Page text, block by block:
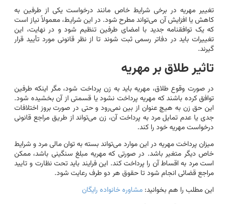
تغییر مهریه در برخی شرایط خاص مانند درخواست یکی از طرفین به
کاهش یا افزایش آن می‌تواند مطرح شود. در این شرایط، معمولاً نیاز است
که یک توافقنامه جدید با امضای طرفین تنظیم شود و در نهایت، این
تغییرات باید در دفاتر رسمی ثبت شوند تا از نظر قانونی مورد تأیید قرار
گیرند.
تاثیر طلاق بر مهریه
در صورت وقوع طلاق، مهریه باید به زن پرداخت شود، مگر اینکه طرفین
توافق کرده باشند که مهریه پرداخت نشود یا قسمتی از آن بخشیده شود.
این حق زن به هیچ عنوان از بین نمی‌رود و حتی در صورت بروز اختلافات
جدی یا عدم تمایل مرد به پرداخت آن، زن می‌تواند از طریق مراجع قانونی
درخواست مهریه خود را کند.
میزان پرداخت مهریه در این موارد می‌تواند بسته به توان مالی مرد و شرایط
خاص دیگر متغیر باشد. در صورتی که مهریه مبلغ سنگینی باشد، ممکن
است مرد به اقساط آن را پرداخت کند. این فرایند باید تحت نظارت و تایید
مراجع قضائی انجام شود تا حقوق هر دو طرف رعایت شود.
این مطلب را هم بخوانید: مشاوره خانواده رایگان